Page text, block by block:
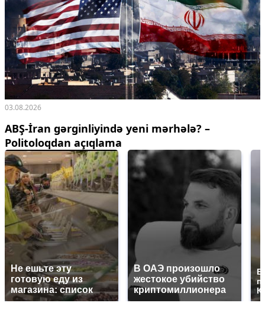
03.08.2026
ABŞ-İran gərginliyində yeni mərhələ? –
Politoloqdan açıqlama
Не ешьте эту
готовую еду из
магазина: список
В ОАЭ произошло
жестокое убийство
криптомиллионера